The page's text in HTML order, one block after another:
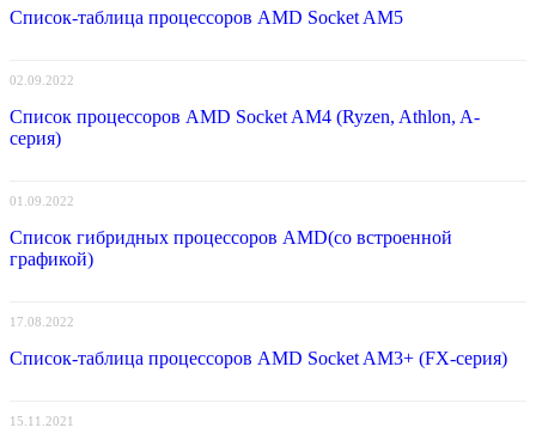
Список-таблица процессоров AMD Socket AM5
02.09.2022
Список процессоров AMD Socket AM4 (Ryzen, Athlon, A-
серия)
01.09.2022
Список гибридных процессоров AMD(со встроенной
графикой)
17.08.2022
Список-таблица процессоров AMD Socket AM3+ (FX-серия)
15.11.2021